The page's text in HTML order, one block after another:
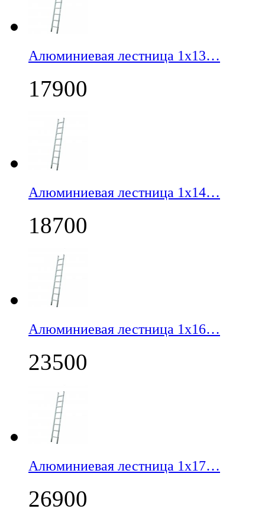
Алюминиевая лестница 1х13…
17900
Алюминиевая лестница 1х14…
18700
Алюминиевая лестница 1х16…
23500
Алюминиевая лестница 1х17…
26900